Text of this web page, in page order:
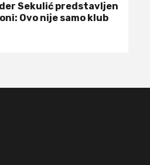
Sekulić predstavljen
Ovo nije samo klub